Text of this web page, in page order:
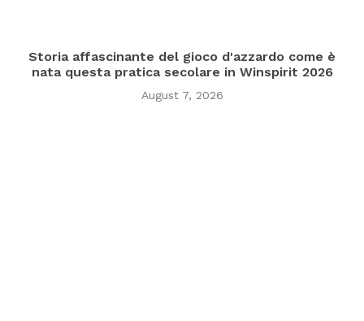
Storia affascinante del gioco d'azzardo come è
nata questa pratica secolare in Winspirit 2026
August 7, 2026